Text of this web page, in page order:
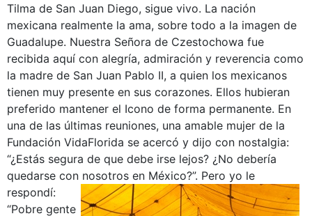
Tilma de San Juan Diego, sigue vivo. La nación
mexicana realmente la ama, sobre todo a la imagen de
Guadalupe. Nuestra Señora de Czestochowa fue
recibida aquí con alegría, admiración y reverencia como
la madre de San Juan Pablo II, a quien los mexicanos
tienen muy presente en sus corazones. Ellos hubieran
preferido mantener el Icono de forma permanente. En
una de las últimas reuniones, una amable mujer de la
Fundación VidaFlorida se acercó y dijo con nostalgia:
“¿Estás segura de que debe irse lejos? ¿No debería
quedarse con nosotros en México?”. Pero yo le
respondí:
“Pobre gente